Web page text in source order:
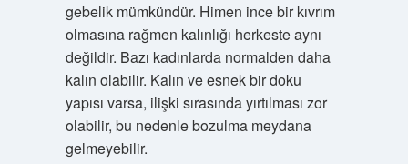
gebelik mümkündür. Himen ince bir kıvrım
olmasına rağmen kalınlığı herkeste aynı
değildir. Bazı kadınlarda normalden daha
kalın olabilir. Kalın ve esnek bir doku
yapısı varsa, ilişki sırasında yırtılması zor
olabilir, bu nedenle bozulma meydana
gelmeyebilir.